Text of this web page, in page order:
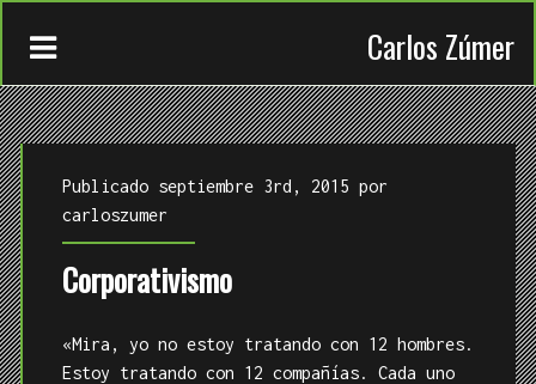
Carlos Zúmer
CONTACTO
TRABAJOS
Publicado septiembre 3rd, 2015 por
carloszumer
Corporativismo
«Mira, yo no estoy tratando con 12 hombres.
Estoy tratando con 12 compañías. Cada uno